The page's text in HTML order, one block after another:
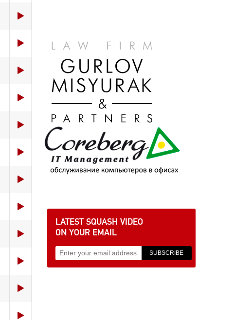
LATEST SQUASH VIDEO
ON YOUR EMAIL
SUBSCRIBE